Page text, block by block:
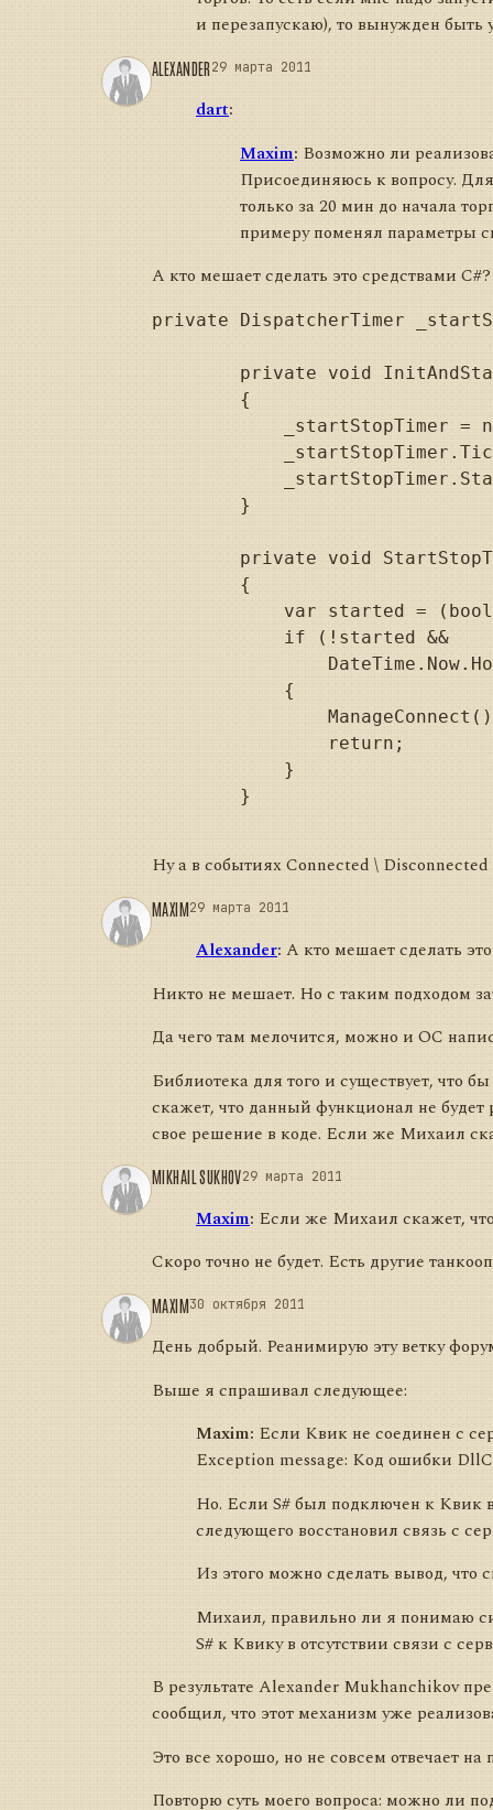
и перезапускаю), то вынужден быть
ALEXANDER29 марта 2011
dart:
Maxim: Возможно ли
Присоединяюсь к вопросу.
только за 20 мин до начала
примеру поменял параметры
А кто мешает сделать это средствами C#?
private DispatcherTimer
private void
        {
_startStopTimer =
        }
private void
        {
var started =
            if (!started &&
            {
                return;
            }
        }
Ну а в событиях Connected \
MAXIM29 марта 2011
Alexander: А кто мешает сделать
Никто не мешает. Но с таким подходом
Да чего там мелочится, можно и ОС
Библиотека для того и существует, что
скажет, что данный функционал не будет
свое решение в коде. Если же Михаил
MIKHAIL SUKHOV29 марта 2011
Maxim: Если же Михаил скажет,
Скоро точно не будет. Есть другие
MAXIM30 октября 2011
День добрый. Реанимирую эту ветку
Выше я спрашивал следующее:
Maxim: Если Квик не соединен с
Exception message: Код ошибки
Но. Если S# был подключен к Квик
следующего восстановил связь с
Из этого можно сделать вывод, что
Михаил, правильно ли я понимаю
S# к Квику в отсутствии связи с
В результате Alexander Mukhanchikov
сообщил, что этот механизм уже
Это все хорошо, но не совсем отвечает
Повторю суть моего вопроса: можно ли